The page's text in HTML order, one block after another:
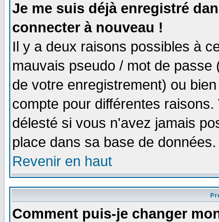
Je me suis déjà enregistré
connecter à nouveau !
Il y a deux raisons possibles à
mauvais pseudo / mot de
de votre enregistrement) ou
compte pour différentes
délesté si vous n'avez jamais
place dans sa base de
Revenir en haut
Comment puis-je changer